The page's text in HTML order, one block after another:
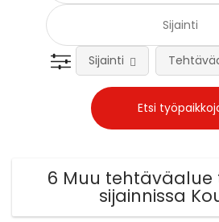
Sijainti
6 Muu tehtäväalue
sijainnissa